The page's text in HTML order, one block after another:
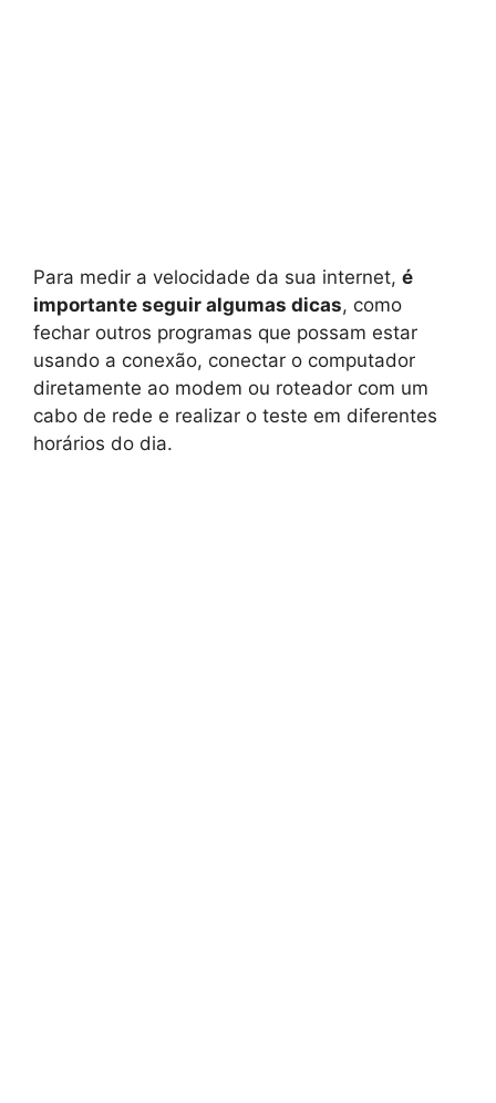
Para medir a velocidade da sua internet, é
importante seguir algumas dicas, como
fechar outros programas que possam estar
usando a conexão, conectar o computador
diretamente ao modem ou roteador com um
cabo de rede e realizar o teste em diferentes
horários do dia.